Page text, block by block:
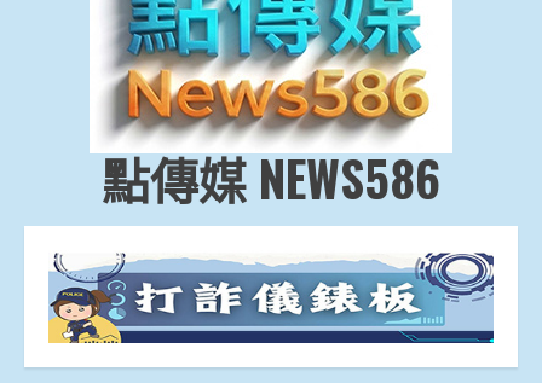
點傳媒 NEWS586